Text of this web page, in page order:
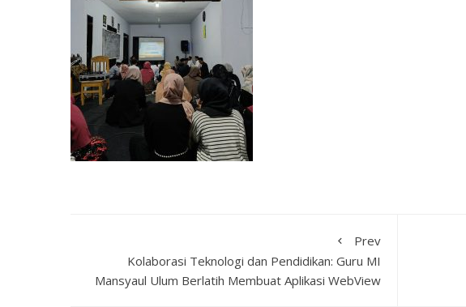
Prev
Kolaborasi Teknologi dan Pendidikan: Guru MI
Mansyaul Ulum Berlatih Membuat Aplikasi WebView